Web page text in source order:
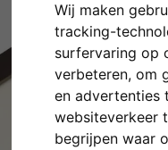
Wij maken
tracking-
surfervaring op
verbeteren, om
en advertenties
websiteverkeer
begrijpen waar